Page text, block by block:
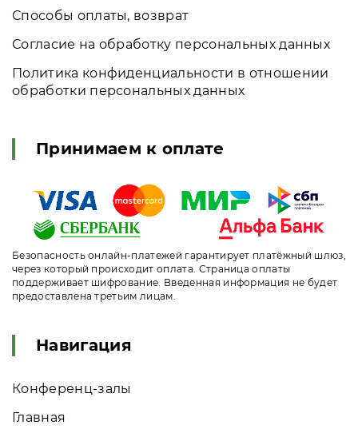
Способы оплаты, возврат
Согласие на обработку персональных данных
Политика конфиденциальности в отношении
обработки персональных данных
Принимаем к оплате
Безопасность онлайн-платежей гарантирует платёжный шлюз,
через который происходит оплата. Страница оплаты
поддерживает шифрование. Введенная информация не будет
предоставлена третьим лицам.
Навигация
Конференц-залы
Главная